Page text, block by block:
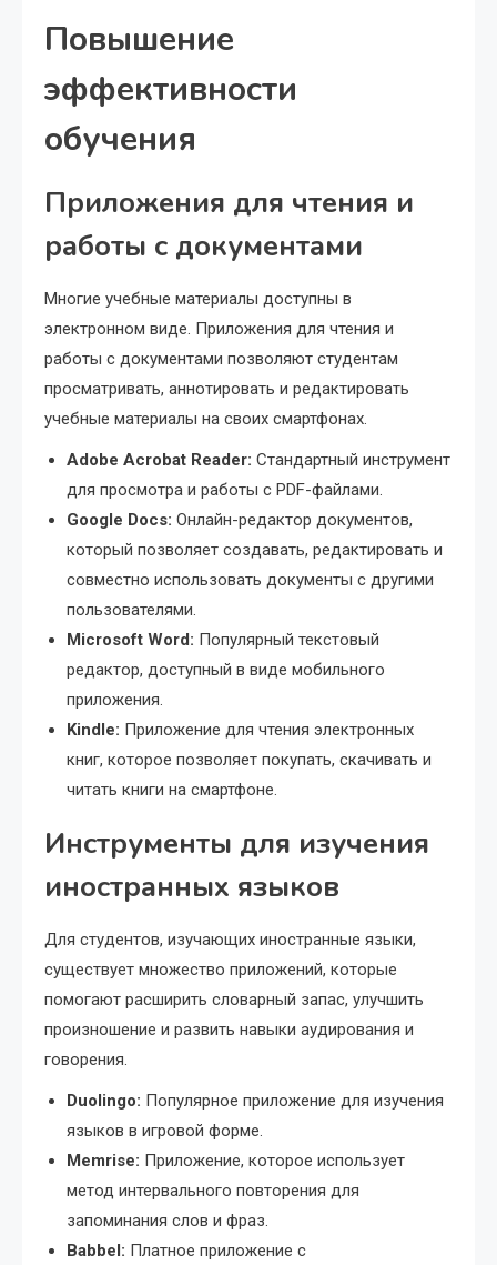
Повышение
эффективности
обучения
Приложения для чтения и
работы с документами
Многие учебные материалы доступны в
электронном виде. Приложения для чтения и
работы с документами позволяют студентам
просматривать, аннотировать и редактировать
учебные материалы на своих смартфонах.
Adobe Acrobat Reader: Стандартный инструмент
для просмотра и работы с PDF-файлами.
Google Docs: Онлайн-редактор документов,
который позволяет создавать, редактировать и
совместно использовать документы с другими
пользователями.
Microsoft Word: Популярный текстовый
редактор, доступный в виде мобильного
приложения.
Kindle: Приложение для чтения электронных
книг, которое позволяет покупать, скачивать и
читать книги на смартфоне.
Инструменты для изучения
иностранных языков
Для студентов, изучающих иностранные языки,
существует множество приложений, которые
помогают расширить словарный запас, улучшить
произношение и развить навыки аудирования и
говорения.
Duolingo: Популярное приложение для изучения
языков в игровой форме.
Memrise: Приложение, которое использует
метод интервального повторения для
запоминания слов и фраз.
Babbel: Платное приложение с